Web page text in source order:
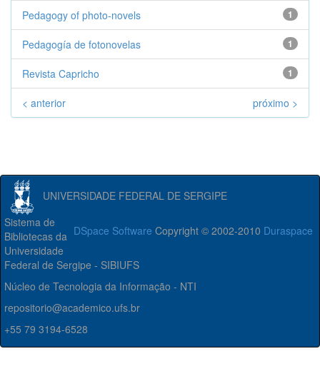
1
Pedagogy of photo-novels
1
Pedagogía de fotonovelas
1
Revista Capricho
< anterior próximo >
UNIVERSIDADE FEDERAL DE SERGIPE
DSpace Software Copyright © 2002-2010 Duraspace
Sistema de
Bibliotecas da
Universidade
Federal de Sergipe - SIBIUFS
Núcleo de Tecnologia da Informação - NTI
repositorio@academico.ufs.br
+55 79 3194-6528